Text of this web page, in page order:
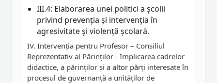
III.4: Elaborarea unei politici a școlii
privind prevenția și intervenția în
agresivitate și violență școlară.
IV. Intervenția pentru Profesor – Consiliul
Reprezentativ al Părinților - Implicarea cadrelor
didactice, a părinților și a altor părți interesate în
procesul de guvernanță a unităților de